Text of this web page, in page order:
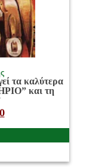
τα καλύτερα
και τη